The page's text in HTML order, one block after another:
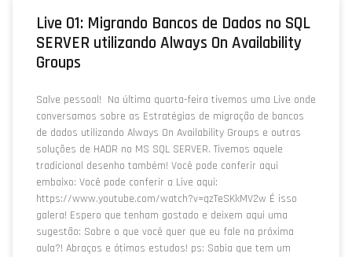
Live 01: Migrando Bancos de Dados no SQL
SERVER utilizando Always On Availability
Groups
Salve pessoal! Na última quarta-feira tivemos uma Live onde
conversamos sobre as Estratégias de migração de bancos
de dados utilizando Always On Availability Groups e outras
soluções de HADR no MS SQL SERVER. Tivemos aquele
tradicional desenho também! Você pode conferir aqui
embaixo: Você pode conferir a Live aqui:
https://www.youtube.com/watch?v=qzTeSKkMV2w É isso
galera! Espero que tenham gostado e deixem aqui uma
sugestão: Sobre o que você quer que eu fale na próxima
aula?! Abraços e ótimos estudos! ps: Sabia que tem um